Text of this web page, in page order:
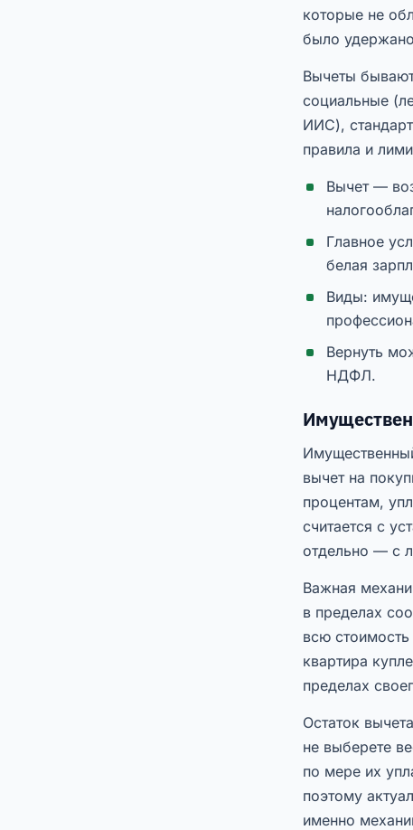
которые не
было
Вычеты
социальные
ИИС),
правила и
Вычет —
Главное
белая
Виды:
Вернуть
НДФЛ.
вычет на
процентам,
считается с
отдельно — с
Важная
в пределах
всю
квартира
пределах
Остаток
не выберете
по мере их
поэтому
именно